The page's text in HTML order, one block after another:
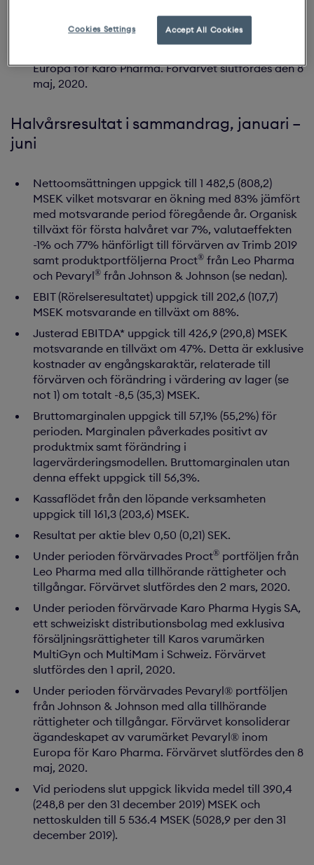
från Johnson & Johnson med alla tillhörande
rättigheter och tillgångar. Förvärvet konsoliderar
Europa för Karo Pharma. Förvärvet slutfördes den 8
maj, 2020.
Halvårsresultat i sammandrag, januari –
juni
Nettoomsättningen uppgick till 1 482,5 (808,2)
MSEK vilket motsvarar en ökning med 83% jämfört
med motsvarande period föregående år. Organisk
tillväxt för första halvåret var 7%, valutaeffekten
-1% och 77% hänförligt till förvärven av Trimb 2019
samt produktportföljerna Proct® från Leo Pharma
och Pevaryl® från Johnson & Johnson (se nedan).
EBIT (Rörelseresultatet) uppgick till 202,6 (107,7)
MSEK motsvarande en tillväxt om 88%.
Justerad EBITDA* uppgick till 426,9 (290,8) MSEK
motsvarande en tillväxt om 47%. Detta är exklusive
kostnader av engångskaraktär, relaterade till
förvärven och förändring i värdering av lager (se
not 1) om totalt -8,5 (35,3) MSEK.
Bruttomarginalen uppgick till 57,1% (55,2%) för
perioden. Marginalen påverkades positivt av
produktmix samt förändring i
lagervärderingsmodellen. Bruttomarginalen utan
denna effekt uppgick till 56,3%.
Kassaflödet från den löpande verksamheten
uppgick till 161,3 (203,6) MSEK.
Resultat per aktie blev 0,50 (0,21) SEK.
Under perioden förvärvades Proct® portföljen från
Leo Pharma med alla tillhörande rättigheter och
tillgångar. Förvärvet slutfördes den 2 mars, 2020.
Under perioden förvärvade Karo Pharma Hygis SA,
ett schweiziskt distributionsbolag med exklusiva
försäljningsrättigheter till Karos varumärken
MultiGyn och MultiMam i Schweiz. Förvärvet
slutfördes den 1 april, 2020.
Under perioden förvärvades Pevaryl® portföljen
från Johnson & Johnson med alla tillhörande
rättigheter och tillgångar. Förvärvet konsoliderar
ägandeskapet av varumärket Pevaryl® inom
Europa för Karo Pharma. Förvärvet slutfördes den 8
maj, 2020.
Vid periodens slut uppgick likvida medel till 390,4
(248,8 per den 31 december 2019) MSEK och
nettoskulden till 5 536.4 MSEK (5028,9 per den 31
december 2019).
Accept All Cookies
Cookies Settings